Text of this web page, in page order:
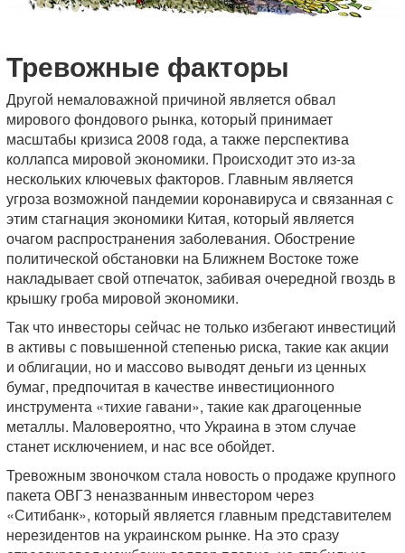
Тревожные факторы
Другой немаловажной причиной является обвал
мирового фондового рынка, который принимает
масштабы кризиса 2008 года, а также перспектива
коллапса мировой экономики. Происходит это из-за
нескольких ключевых факторов. Главным является
угроза возможной пандемии коронавируса и связанная с
этим стагнация экономики Китая, который является
очагом распространения заболевания. Обострение
политической обстановки на Ближнем Востоке тоже
накладывает свой отпечаток, забивая очередной гвоздь в
крышку гроба мировой экономики.
Так что инвесторы сейчас не только избегают инвестиций
в активы с повышенной степенью риска, такие как акции
и облигации, но и массово выводят деньги из ценных
бумаг, предпочитая в качестве инвестиционного
инструмента «тихие гавани», такие как драгоценные
металлы. Маловероятно, что Украина в этом случае
станет исключением, и нас все обойдет.
Тревожным звоночком стала новость о продаже крупного
пакета ОВГЗ неназванным инвестором через
«Ситибанк», который является главным представителем
нерезидентов на украинском рынке. На это сразу